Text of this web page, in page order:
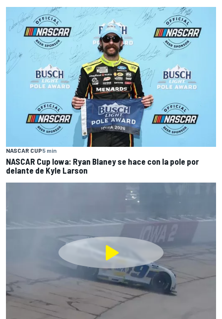
NASCAR CUP5 min
NASCAR Cup Iowa: Ryan Blaney se hace con la pole por
delante de Kyle Larson